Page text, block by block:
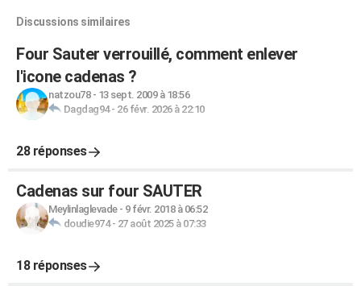
Discussions similaires
Four Sauter verrouillé, comment enlever
l'icone cadenas ?
natzou78- 13 sept. 2009 à 18:56
Dagdag94- 26 févr. 2026 à 22:10
28 réponses
Cadenas sur four SAUTER
Meylinlaglevade- 9 févr. 2018 à 06:52
doudie974- 27 août 2025 à 07:33
18 réponses